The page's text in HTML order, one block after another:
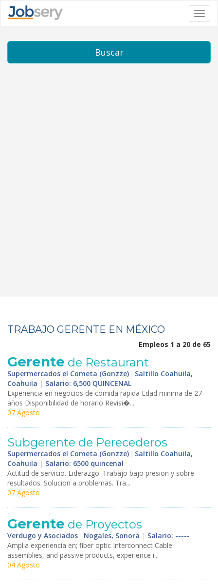
Buscar
TRABAJO GERENTE EN MÉXICO
Empleos 1 a 20 de 65
Gerente de Restaurant
Supermercados el Cometa (Gonzze) | Saltillo Coahuila,
Coahuila | Salario: 6,500 QUINCENAL
Experiencia en negocios de comida rapida Edad minima de 27
años Disponibilidad de horario Revisi�...
07 Agosto
Subgerente de Perecederos
Supermercados el Cometa (Gonzze) | Saltillo Coahuila,
Coahuila | Salario: 6500 quincenal
Actitud de servicio. Liderazgo. Trabajo bajo presion y sobre
resultados. Solucion a problemas. Tra...
07 Agosto
Gerente de Proyectos
Verdugo y Asociados | Nogales, Sonora | Salario: -----
Amplia experiencia en; fiber optic Interconnect Cable
assemblies, and passive products, experience i...
04 Agosto